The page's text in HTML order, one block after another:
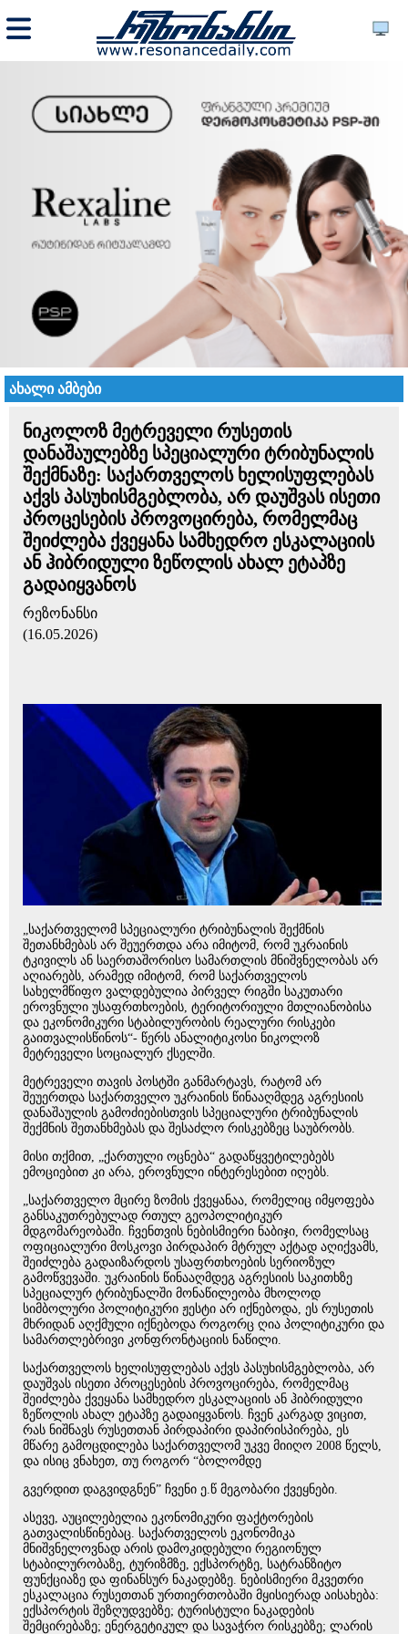
ახალი ამბები
ნიკოლოზ მეტრეველი რუსეთის
დანაშაულებზე სპეციალური ტრიბუნალის
შექმნაზე: საქართველოს ხელისუფლებას
აქვს პასუხისმგებლობა, არ დაუშვას ისეთი
პროცესების პროვოცირება, რომელმაც
შეიძლება ქვეყანა სამხედრო ესკალაციის
ან ჰიბრიდული ზეწოლის ახალ ეტაპზე
გადაიყვანოს
რეზონანსი
(16.05.2026)
„საქართველომ სპეციალური ტრიბუნალის შექმნის
შეთანხმებას არ შეუერთდა არა იმიტომ, რომ უკრაინის
ტკივილს ან საერთაშორისო სამართლის მნიშვნელობას არ
აღიარებს, არამედ იმიტომ, რომ საქართველოს
სახელმწიფო ვალდებულია პირველ რიგში საკუთარი
ეროვნული უსაფრთხოების, ტერიტორიული მთლიანობისა
და ეკონომიკური სტაბილურობის რეალური რისკები
გაითვალისწინოს“- წერს ანალიტიკოსი ნიკოლოზ
მეტრეველი სოციალურ ქსელში.
მეტრეველი თავის პოსტში განმარტავს, რატომ არ
შეუერთდა საქართველო უკრაინის წინააღმდეგ აგრესიის
დანაშაულის გამოძიებისთვის სპეციალური ტრიბუნალის
შექმნის შეთანხმებას და შესაძლო რისკებზეც საუბრობს.
მისი თქმით, „ქართული ოცნება“ გადაწყვეტილებებს
ემოციებით კი არა, ეროვნული ინტერესებით იღებს.
„საქართველო მცირე ზომის ქვეყანაა, რომელიც იმყოფება
განსაკუთრებულად რთულ გეოპოლიტიკურ
მდგომარეობაში. ჩვენთვის ნებისმიერი ნაბიჯი, რომელსაც
ოფიციალური მოსკოვი პირდაპირ მტრულ აქტად აღიქვამს,
შეიძლება გადაიზარდოს უსაფრთხოების სერიოზულ
გამოწვევაში. უკრაინის წინააღმდეგ აგრესიის საკითხზე
სპეციალურ ტრიბუნალში მონაწილეობა მხოლოდ
სიმბოლური პოლიტიკური ჟესტი არ იქნებოდა, ეს რუსეთის
მხრიდან აღქმული იქნებოდა როგორც ღია პოლიტიკური და
სამართლებრივი კონფრონტაციის ნაწილი.
საქართველოს ხელისუფლებას აქვს პასუხისმგებლობა, არ
დაუშვას ისეთი პროცესების პროვოცირება, რომელმაც
შეიძლება ქვეყანა სამხედრო ესკალაციის ან ჰიბრიდული
ზეწოლის ახალ ეტაპზე გადაიყვანოს. ჩვენ კარგად ვიცით,
რას ნიშნავს რუსეთთან პირდაპირი დაპირისპირება, ეს
მწარე გამოცდილება საქართველომ უკვე მიიღო 2008 წელს,
და ისიც ვნახეთ, თუ როგორ “ბოლომდე
გვერდით დაგვიდგნენ” ჩვენი ე.წ მეგობარი ქვეყნები.
ასევე, აუცილებელია ეკონომიკური ფაქტორების
გათვალისწინებაც. საქართველოს ეკონომიკა
მნიშვნელოვნად არის დამოკიდებული რეგიონულ
სტაბილურობაზე, ტურიზმზე, ექსპორტზე, სატრანზიტო
ფუნქციაზე და ფინანსურ ნაკადებზე. ნებისმიერი მკვეთრი
ესკალაცია რუსეთთან ურთიერთობაში მყისიერად აისახება:
ექსპორტის შეზღუდვებზე; ტურისტული ნაკადების
შემცირებაზე; ენერგეტიკულ და სავაჭრო რისკებზე; ლარის